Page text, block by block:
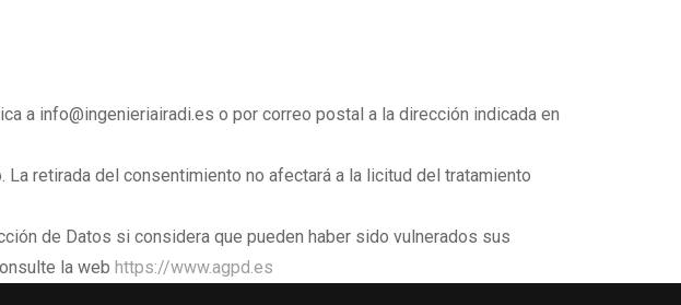
a info@ingenieriairadi.es o por correo postal a la dirección indicada en
La retirada del consentimiento no afectará a la licitud del tratamiento
de Datos si considera que pueden haber sido vulnerados sus
la web https://www.agpd.es